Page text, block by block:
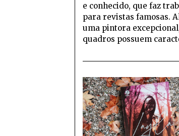
e conhecido, que faz
para revistas famosas.
uma pintora
quadros possuem